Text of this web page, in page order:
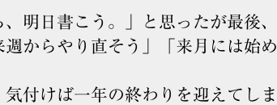
、明日書こう。」と思ったが最後、
週からやり直そう」「来月には始め
付けば一年の終わりを迎えてしま